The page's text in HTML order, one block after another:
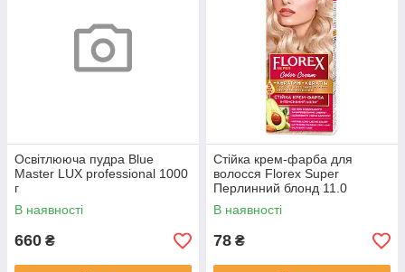
Освітлююча пудра Blue
Master LUX professional 1000
г
В наявності
660 ₴
Стійка крем-фарба для
волосся Florex Super
Перлинний блонд 11.0
В наявності
78 ₴